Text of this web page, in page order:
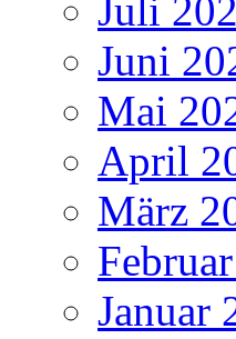
Juli
Juni
Mai
April
März
Januar